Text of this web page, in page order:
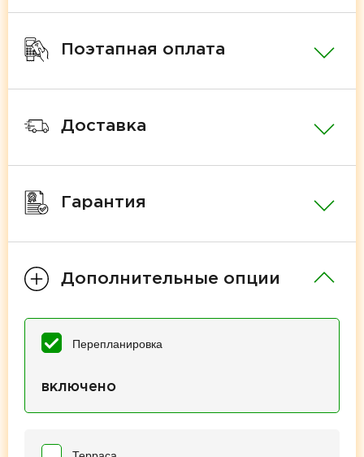
Поэтапная оплата
Доставка
Гарантия
Дополнительные опции
Перепланировка
включено